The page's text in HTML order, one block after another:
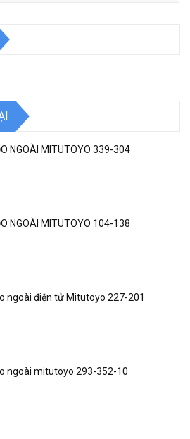
NGOÀI MITUTOYO 339-304
NGOÀI MITUTOYO 104-138
ngoài điện tử Mitutoyo 227-201
ngoài mitutoyo 293-352-10